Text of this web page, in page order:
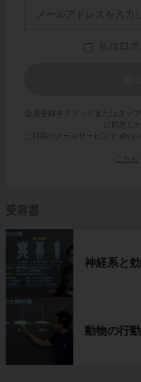
会員登録をクリックまたはタップ
に同意し
ご利用のメールサービスで
こちら
受容器
神経系と
動物の行動